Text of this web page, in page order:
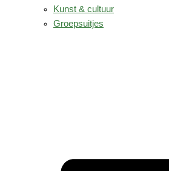
Kunst & cultuur
Groepsuitjes